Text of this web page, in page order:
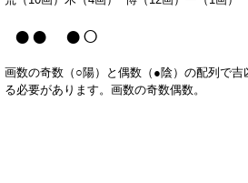
●● ●○
画数の奇数（○陽）と偶数（●陰）の配列で
る必要があります。画数の奇数偶数。